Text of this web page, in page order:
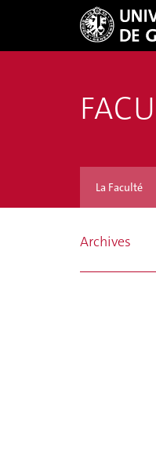
La Faculté
Archives